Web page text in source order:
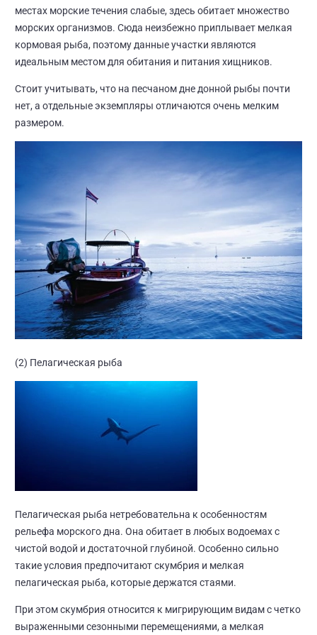
местах морские течения слабые, здесь обитает множество
морских организмов. Сюда неизбежно приплывает мелкая
кормовая рыба, поэтому данные участки являются
идеальным местом для обитания и питания хищников.
Стоит учитывать, что на песчаном дне донной рыбы почти
нет, а отдельные экземпляры отличаются очень мелким
размером.
(2) Пелагическая рыба
Пелагическая рыба нетребовательна к особенностям
рельефа морского дна. Она обитает в любых водоемах с
чистой водой и достаточной глубиной. Особенно сильно
такие условия предпочитают скумбрия и мелкая
пелагическая рыба, которые держатся стаями.
При этом скумбрия относится к мигрирующим видам с четко
выраженными сезонными перемещениями, а мелкая